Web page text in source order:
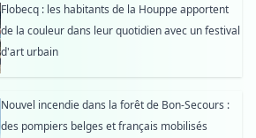
Flobecq : les habitants de la Houppe apportent
de la couleur dans leur quotidien avec un festival
d'art urbain
Nouvel incendie dans la forêt de Bon-Secours :
des pompiers belges et français mobilisés